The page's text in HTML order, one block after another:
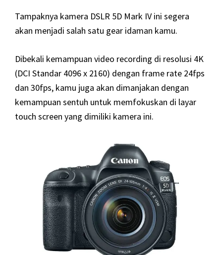
Tampaknya kamera DSLR 5D Mark IV ini segera
akan menjadi salah satu gear idaman kamu.
Dibekali kemampuan video recording di resolusi 4K
(DCI Standar 4096 x 2160) dengan frame rate 24fps
dan 30fps, kamu juga akan dimanjakan dengan
kemampuan sentuh untuk memfokuskan di layar
touch screen yang dimiliki kamera ini.